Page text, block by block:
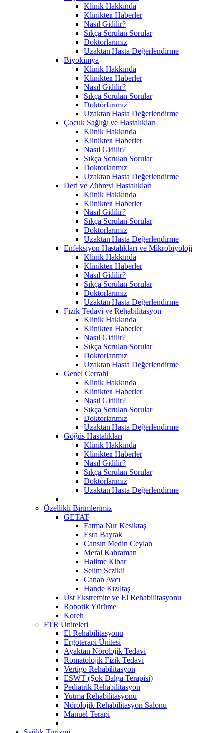
Klinik Hakkında
Klinikten Haberler
Nasıl Gidilir?
Sıkça Sorulan Sorular
Doktorlarımız
Uzaktan Hasta Değerlendirme
Biyokimya
Klinik Hakkında
Klinikten Haberler
Nasıl Gidilir?
Sıkça Sorulan Sorular
Doktorlarımız
Uzaktan Hasta Değerlendirme
Çocuk Sağlığı ve Hastalıkları
Klinik Hakkında
Klinikten Haberler
Nasıl Gidilir?
Sıkça Sorulan Sorular
Doktorlarımız
Uzaktan Hasta Değerlendirme
Deri ve Zührevi Hastalıkları
Klinik Hakkında
Klinikten Haberler
Nasıl Gidilir?
Sıkça Sorulan Sorular
Doktorlarımız
Uzaktan Hasta Değerlendirme
Enfeksiyon Hastalıkları ve Mikrobiyoloji
Klinik Hakkında
Klinikten Haberler
Nasıl Gidilir?
Sıkça Sorulan Sorular
Doktorlarımız
Uzaktan Hasta Değerlendirme
Fizik Tedavi ve Rehabilitasyon
Klinik Hakkında
Klinikten Haberler
Nasıl Gidilir?
Sıkça Sorulan Sorular
Doktorlarımız
Uzaktan Hasta Değerlendirme
Genel Cerrahi
Klinik Hakkında
Klinikten Haberler
Nasıl Gidilir?
Sıkça Sorulan Sorular
Doktorlarımız
Uzaktan Hasta Değerlendirme
Göğüs Hastalıkları
Klinik Hakkında
Klinikten Haberler
Nasıl Gidilir?
Sıkça Sorulan Sorular
Doktorlarımız
Uzaktan Hasta Değerlendirme
Özellikli Birimlerimiz
GETAT
Fatma Nur Kesiktaş
Esra Bayrak
Cansın Medin Ceylan
Meral Kahraman
Halime Kibar
Selim Sezikli
Canan Avcı
Hande Kızıltaş
Üst Ekstremite ve El Rehabilitasyonu
Robotik Yürüme
Koreh
FTR Üniteleri
El Rehabilitasyonu
Ergoterapi Ünitesi
Ayaktan Nörolojik Tedavi
Romatolojik Fizik Tedavi
Vertigo Rehabilitasyon
ESWT (Şok Dalga Terapisi)
Pediatrik Rehabilitasyon
Yutma Rehabilitasyonu
Nörolojik Rehabilitasyon Salonu
Manuel Terapi